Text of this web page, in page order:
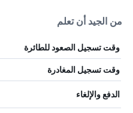
من الجيد أن تعلم
وقت تسجيل الصعود للطائرة
وقت تسجيل المغادرة
الدفع والإلغاء